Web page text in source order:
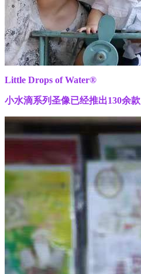
Little Drops of Water®
小水滴系列圣像已经推出130余款